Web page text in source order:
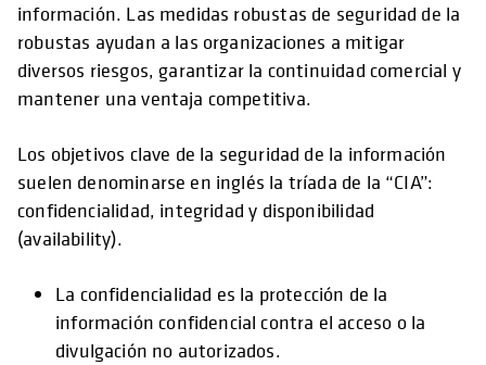
información. Las medidas robustas de seguridad de la
robustas ayudan a las organizaciones a mitigar
diversos riesgos, garantizar la continuidad comercial y
mantener una ventaja competitiva.
Los objetivos clave de la seguridad de la información
suelen denominarse en inglés la tríada de la “CIA”:
confidencialidad, integridad y disponibilidad
(availability).
La confidencialidad es la protección de la
información confidencial contra el acceso o la
divulgación no autorizados.